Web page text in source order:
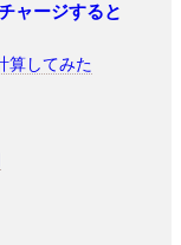
ャージすると
算してみた